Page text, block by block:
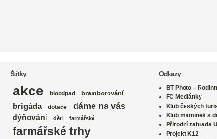
Štítky
akce bioodpad bramborování
brigáda dotace dáme na vás
dýňování děti farmářské
farmářské trhy
Odkazy
BT Photo –
FC Medlánky
Klub českých
Klub maminek s
Přirodní zahrada
Projekt K12